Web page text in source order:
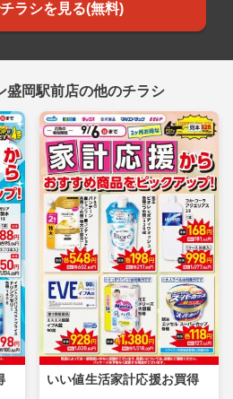
ラシを見る(無料)
盛岡駅前店の他のチラシ
いい値生活家計応援お買得